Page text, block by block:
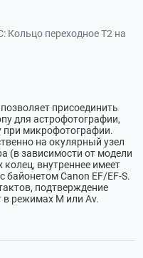
Кольцо переходное T2 на
присоединить
для астрофотографии,
при микрофотографии.
на окулярный узел
(в зависимости от модели
колец, внутреннее имеет
байонетом Canon EF/EF-S.
подтверждение
в режимах М или Av.